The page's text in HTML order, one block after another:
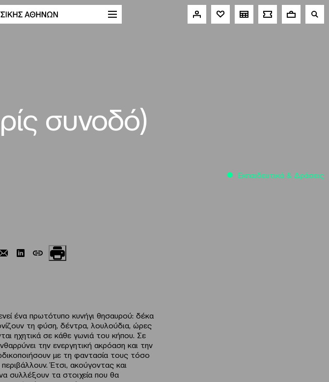
συνοδό)
Εκπαιδευτικά & Δράσεις
ένα πρωτότυπο κυνήγι θησαυρού: δέκα
τη φύση, δέντρα, λουλούδια, ώρες
ηχητικά σε κάθε γωνιά του κήπου. Σε
την ενεργητική ακρόαση και την
με τη φαντασία τους τόσο
Έτσι, ακούγοντας και
συλλέξουν τα στοιχεία που θα